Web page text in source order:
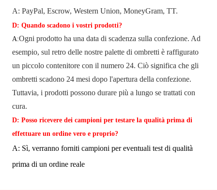
A: PayPal, Escrow, Western Union, MoneyGram, TT.
D: Quando scadono i vostri prodotti?
A:Ogni prodotto ha una data di scadenza sulla confezione. Ad
esempio, sul retro delle nostre palette di ombretti è raffigurato
un piccolo contenitore con il numero 24. Ciò significa che gli
ombretti scadono 24 mesi dopo l'apertura della confezione.
Tuttavia, i prodotti possono durare più a lungo se trattati con
cura.
D: Posso ricevere dei campioni per testare la qualità prima di
effettuare un ordine vero e proprio?
A: Sì, verranno forniti campioni per eventuali test di qualità
prima di un ordine reale